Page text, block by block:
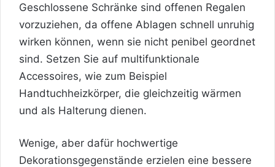
Geschlossene Schränke sind offenen Regalen
vorzuziehen, da offene Ablagen schnell unruhig
wirken können, wenn sie nicht penibel geordnet
sind. Setzen Sie auf multifunktionale
Accessoires, wie zum Beispiel
Handtuchheizkörper, die gleichzeitig wärmen
und als Halterung dienen.
Wenige, aber dafür hochwertige
Dekorationsgegenstände erzielen eine bessere